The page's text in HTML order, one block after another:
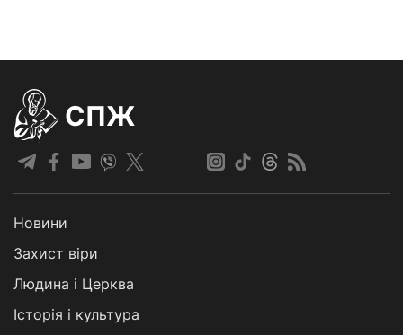
СПЖ
Новини
Захист віри
Людина і Церква
Історія і культура